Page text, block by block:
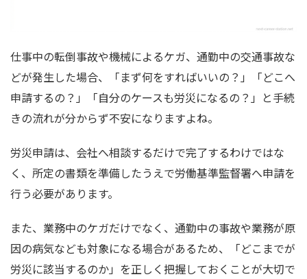
仕事中の転倒事故や機械によるケガ、通勤中の交通事故な
どが発生した場合、「まず何をすればいいの？」「どこへ
申請するの？」「自分のケースも労災になるの？」と手続
きの流れが分からず不安になりますよね。
労災申請は、会社へ相談するだけで完了するわけではな
く、所定の書類を準備したうえで労働基準監督署へ申請を
行う必要があります。
また、業務中のケガだけでなく、通勤中の事故や業務が原
因の病気なども対象になる場合があるため、「どこまでが
労災に該当するのか」を正しく把握しておくことが大切で